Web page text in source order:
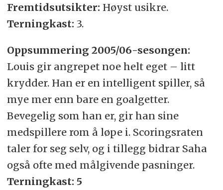
Fremtidsutsikter: Høyst usikre.
Terningkast: 3.
Oppsummering 2005/06-sesongen:
Louis gir angrepet noe helt eget – litt
krydder. Han er en intelligent spiller, så
mye mer enn bare en goalgetter.
Bevegelig som han er, gir han sine
medspillere rom å løpe i. Scoringsraten
taler for seg selv, og i tillegg bidrar Saha
også ofte med målgivende pasninger.
Terningkast: 5